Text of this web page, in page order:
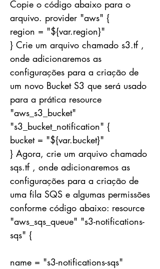
Copie o código abaixo para o
arquivo. provider "aws" {
region = "${var.region}"
} Crie um arquivo chamado s3.tf ,
onde adicionaremos as
configurações para a criação de
um novo Bucket S3 que será usado
para a prática resource
"aws_s3_bucket"
"s3_bucket_notification" {
bucket = "${var.bucket}"
} Agora, crie um arquivo chamado
sqs.tf , onde adicionaremos as
configurações para a criação de
uma fila SQS e algumas permissões
conforme código abaixo: resource
"aws_sqs_queue" "s3-notifications-
sqs" {
name = "s3-notifications-sqs"